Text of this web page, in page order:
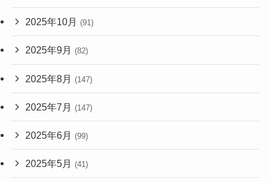
2025年10月 (91)
2025年9月 (82)
2025年8月 (147)
2025年7月 (147)
2025年6月 (99)
2025年5月 (41)